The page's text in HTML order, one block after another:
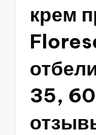
крем
35,